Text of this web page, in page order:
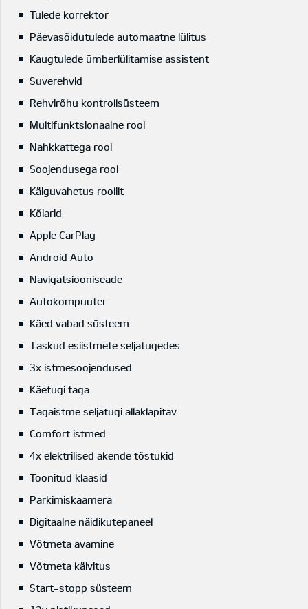
Tulede korrektor
Päevasõidutulede automaatne lülitus
Kaugtulede ümberlülitamise assistent
Suverehvid
Rehvirõhu kontrollsüsteem
Multifunktsionaalne rool
Nahkkattega rool
Soojendusega rool
Käiguvahetus roolilt
Kõlarid
Apple CarPlay
Android Auto
Navigatsiooniseade
Autokompuuter
Käed vabad süsteem
Taskud esiistmete seljatugedes
3x istmesoojendused
Käetugi taga
Tagaistme seljatugi allaklapitav
Comfort istmed
4x elektrilised akende tõstukid
Toonitud klaasid
Parkimiskaamera
Digitaalne näidikutepaneel
Võtmeta avamine
Võtmeta käivitus
Start-stopp süsteem